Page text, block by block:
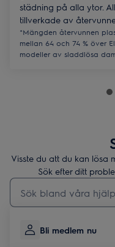
städning på alla ytor.
tillverkade av
*Mängden återvunnen
mellan 64 och 74 % över
modeller av sladdlösa
Visste du att du kan lösa
Sök efter ditt
Skriv här för att söka i
Bli medlem nu